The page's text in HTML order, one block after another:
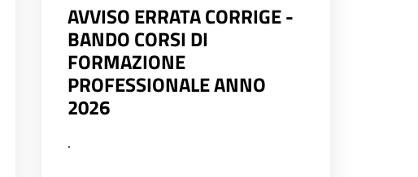
AVVISO ERRATA CORRIGE -
BANDO CORSI DI
FORMAZIONE
PROFESSIONALE ANNO
2026
.